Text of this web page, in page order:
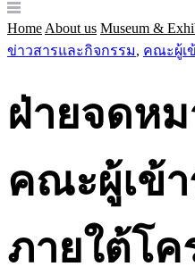
Home About us Museum &
ข่าวสารและกิจกรรม, คณะผู้เ
ฝ่ายจดห
คณะผู้เข้า
ภายใต้โค